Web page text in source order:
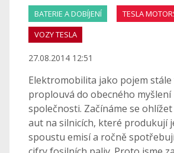
BATERIE A DOBÍJENÍ
TESLA
VOZY TESLA
27.08.2014 12:51
Elektromobilita jako pojem stále
proplouvá do obecného myšlení
společnosti. Začínáme se
aut na silnicích, které produkují
spoustu emisí a ročně